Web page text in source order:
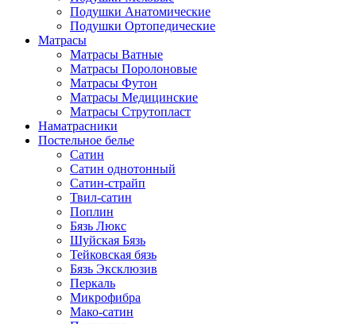
Подушки Анатомические
Подушки Ортопедические
Матрасы
Матрасы Ватные
Матрасы Поролоновые
Матрасы Футон
Матрасы Медицинские
Матрасы Струтопласт
Наматрасники
Постельное белье
Сатин
Сатин однотонный
Сатин-страйп
Твил-сатин
Поплин
Бязь Люкс
Шуйская Бязь
Тейковская бязь
Бязь Эксклюзив
Перкаль
Микрофибра
Мако-сатин